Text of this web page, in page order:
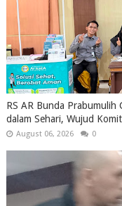
RS AR Bunda Prabumulih
dalam Sehari, Wujud
August 06, 2026 0